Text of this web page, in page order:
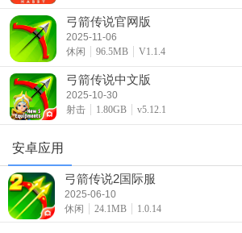
弓箭传说官网版
2025-11-06
休闲
96.5MB V1.1.4
弓箭传说中文版
2025-10-30
射击
1.80GB v5.12.1
安卓应用
弓箭传说2国际服
2025-06-10
休闲
24.1MB 1.0.14